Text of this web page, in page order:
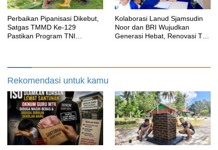
Perbaikan Pipanisasi Dikebut,
Satgas TMMD Ke-129
Pastikan Program TNI
Kolaborasi Lanud Sjamsudin
Noor dan BRI Wujudkan
Generasi Hebat, Renovasi TK
Rekomendasi untuk kamu